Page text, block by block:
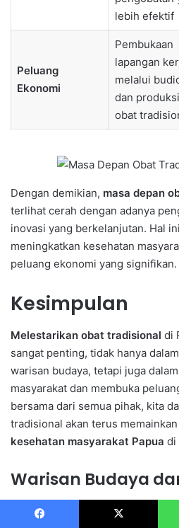
lebih efektif
Peluang
Ekonomi
Pembukaan
lapangan
melalui
dan produksi
obat
Dengan demikian, masa depan
terlihat cerah dengan adanya
inovasi yang berkelanjutan. Hal
meningkatkan kesehatan
peluang ekonomi yang signifikan.
Kesimpulan
Melestarikan obat tradisional di
sangat penting, tidak hanya
warisan budaya, tetapi juga
masyarakat dan membuka
bersama dari semua pihak, kita
tradisional akan terus
kesehatan masyarakat Papua di
Warisan Budaya
Pentingnya melestarikan obat